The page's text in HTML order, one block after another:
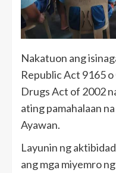
Nakatuon ang
Republic Act 9165
Drugs Act of 2002
ating pamahalaan
Ayawan.
Layunin ng
ang mga miyemro